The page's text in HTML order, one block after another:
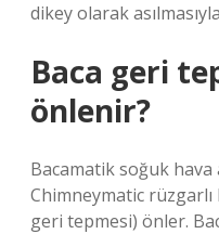
dikey olarak
Baca geri
önlenir?
Bacamatik soğuk hava
Chimneymatic
geri tepmesi) önler.